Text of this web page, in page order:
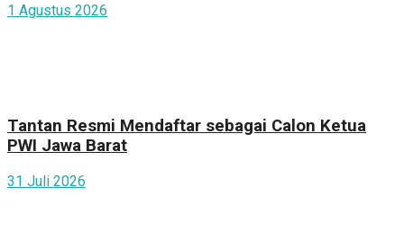
1 Agustus 2026
Tantan Resmi Mendaftar sebagai Calon Ketua
PWI Jawa Barat
31 Juli 2026